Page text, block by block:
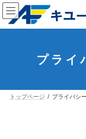
コ
ン
テ
ン
ナ
ビ
ゲ
ー
プライ
トップページ プライバシ